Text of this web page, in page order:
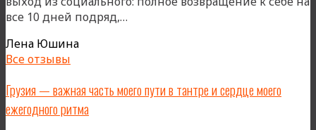
все 10 дней подряд,…
раскрывается,
Лена Юшина
Все отзывы
Грузия — важная часть моего пути в тантре и сердце моего
ежегодного ритма